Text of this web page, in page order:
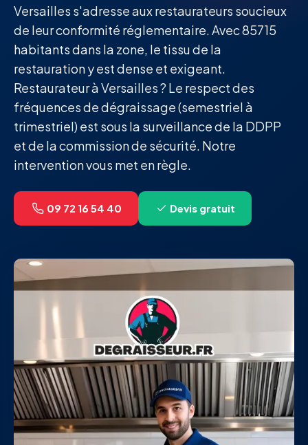
Versailles s'adresse aux restaurateurs soucieux
de leur conformité réglementaire. Avec 85715
habitants dans la zone, le tissu de la
restauration y est dense et exigeant.
Restaurateur à Versailles ? Le respect des
fréquences de dégraissage (semestriel à
trimestriel) est sous la surveillance de la DDPP
et de la commission de sécurité. Notre
intervention vous met en règle.
09 72 16 54 40 Devis gratuit